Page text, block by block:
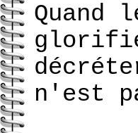
Quand
n'est